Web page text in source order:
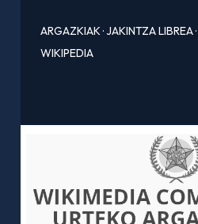
ARGAZKIAK·JAKINTZA LIBREA·
WIKIPEDIA